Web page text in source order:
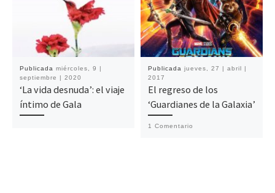
Publicada miércoles, 9 |
septiembre | 2020
‘La vida desnuda’: el viaje
íntimo de Gala
Publicada jueves, 27 | abril |
2017
El regreso de los
‘Guardianes de la Galaxia’
1 Comentario